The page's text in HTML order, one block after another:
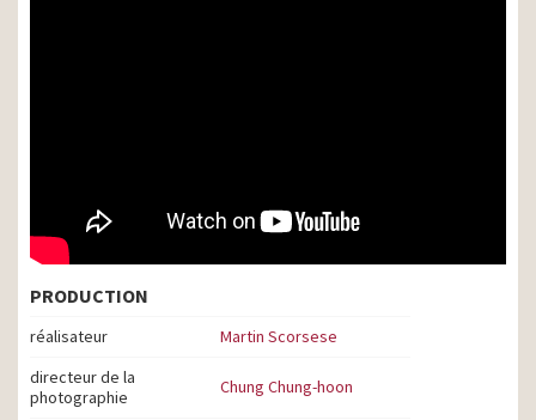
PRODUCTION
réalisateur
Martin Scorsese
directeur de la
photographie
Chung Chung-hoon